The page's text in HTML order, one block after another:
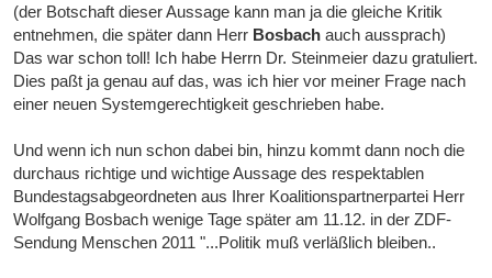
(der Botschaft dieser Aussage kann man ja die gleiche Kritik
entnehmen, die später dann Herr Bosbachauch aussprach)
Das war schon toll! Ich habe Herrn Dr. Steinmeier dazu gratuliert.
Dies paßt ja genau auf das, was ich hier vor meiner Frage nach
einer neuen Systemgerechtigkeit geschrieben habe.
Und wenn ich nun schon dabei bin, hinzu kommt dann noch die
durchaus richtige und wichtige Aussage des respektablen
Bundestagsabgeordneten aus Ihrer Koalitionspartnerpartei Herr
Wolfgang Bosbach wenige Tage später am 11.12. in der ZDF-
Sendung Menschen 2011 "...Politik muß verläßlich bleiben..